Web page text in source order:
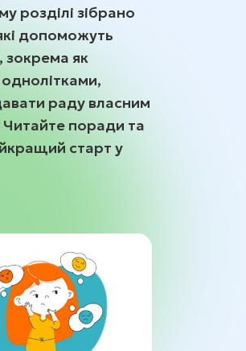
розділі зібрано
допоможуть
зокрема як
раду власним
Читайте поради та
старт у